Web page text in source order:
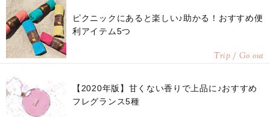
ピクニックにあると楽しい♪助かる！おすすめ便
利アイテム5つ
Trip / Go out
【2020年版】甘くない香りで上品に♪おすすめ
フレグランス5種